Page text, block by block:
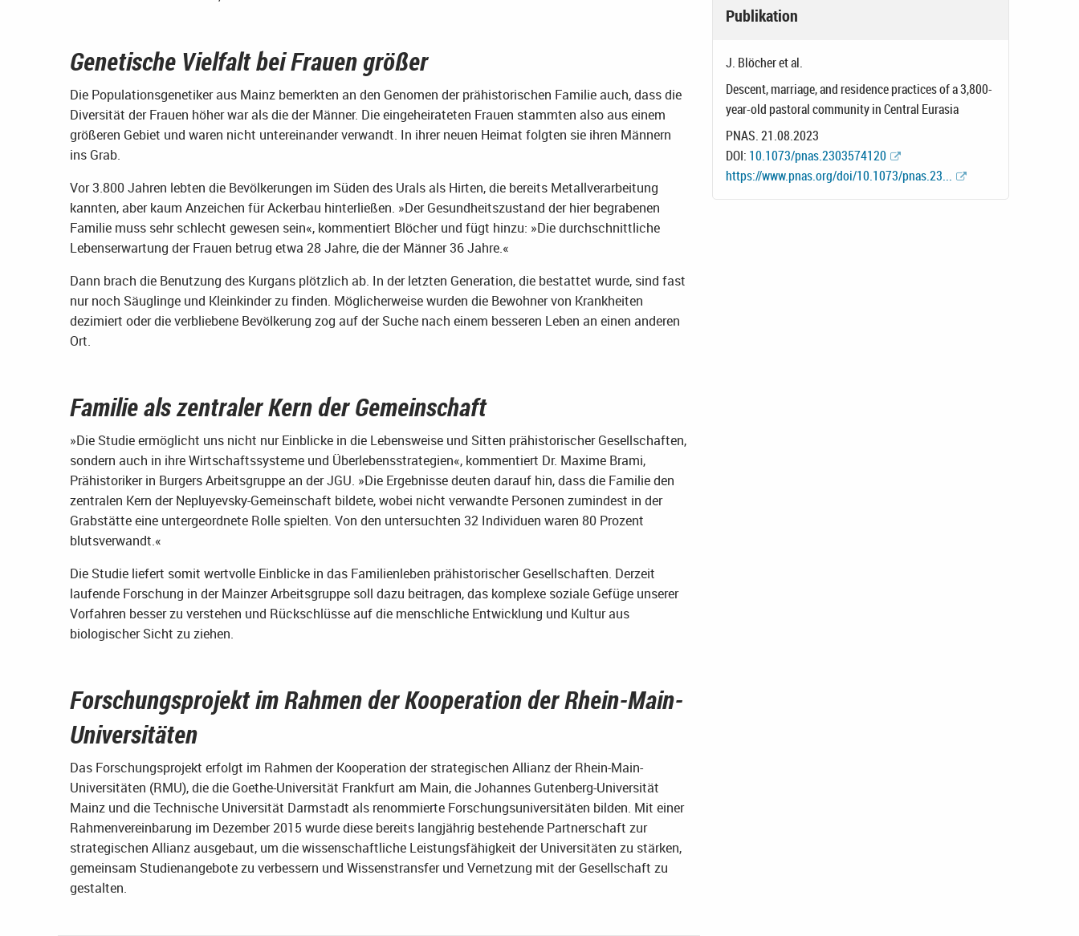
Genetische Vielfalt bei Frauen größer
Die Populationsgenetiker aus Mainz bemerkten an den Genomen der prähistorischen Familie auch, dass die
Diversität der Frauen höher war als die der Männer. Die eingeheirateten Frauen stammten also aus einem
größeren Gebiet und waren nicht untereinander verwandt. In ihrer neuen Heimat folgten sie ihren Männern
ins Grab.
Vor 3.800 Jahren lebten die Bevölkerungen im Süden des Urals als Hirten, die bereits Metallverarbeitung
kannten, aber kaum Anzeichen für Ackerbau hinterließen. »Der Gesundheitszustand der hier begrabenen
Familie muss sehr schlecht gewesen sein«, kommentiert Blöcher und fügt hinzu: »Die durchschnittliche
Lebenserwartung der Frauen betrug etwa 28 Jahre, die der Männer 36 Jahre.«
Dann brach die Benutzung des Kurgans plötzlich ab. In der letzten Generation, die bestattet wurde, sind fast
nur noch Säuglinge und Kleinkinder zu finden. Möglicherweise wurden die Bewohner von Krankheiten
dezimiert oder die verbliebene Bevölkerung zog auf der Suche nach einem besseren Leben an einen anderen
Ort.
Familie als zentraler Kern der Gemeinschaft
»Die Studie ermöglicht uns nicht nur Einblicke in die Lebensweise und Sitten prähistorischer Gesellschaften,
sondern auch in ihre Wirtschaftssysteme und Überlebensstrategien«, kommentiert Dr. Maxime Brami,
Prähistoriker in Burgers Arbeitsgruppe an der JGU. »Die Ergebnisse deuten darauf hin, dass die Familie den
zentralen Kern der Nepluyevsky-Gemeinschaft bildete, wobei nicht verwandte Personen zumindest in der
Grabstätte eine untergeordnete Rolle spielten. Von den untersuchten 32 Individuen waren 80 Prozent
blutsverwandt.«
Die Studie liefert somit wertvolle Einblicke in das Familienleben prähistorischer Gesellschaften. Derzeit
laufende Forschung in der Mainzer Arbeitsgruppe soll dazu beitragen, das komplexe soziale Gefüge unserer
Vorfahren besser zu verstehen und Rückschlüsse auf die menschliche Entwicklung und Kultur aus
biologischer Sicht zu ziehen.
Forschungsprojekt im Rahmen der Kooperation der Rhein-Main-
Universitäten
Das Forschungsprojekt erfolgt im Rahmen der Kooperation der strategischen Allianz der Rhein-Main-
Universitäten (RMU), die die Goethe-Universität Frankfurt am Main, die Johannes Gutenberg-Universität
Mainz und die Technische Universität Darmstadt als renommierte Forschungsuniversitäten bilden. Mit einer
Rahmenvereinbarung im Dezember 2015 wurde diese bereits langjährig bestehende Partnerschaft zur
strategischen Allianz ausgebaut, um die wissenschaftliche Leistungsfähigkeit der Universitäten zu stärken,
gemeinsam Studienangebote zu verbessern und Wissenstransfer und Vernetzung mit der Gesellschaft zu
gestalten.
Publikation
J. Blöcher et al.
Descent, marriage, and residence practices of a 3,800-
year-old pastoral community in Central Eurasia
PNAS. 21.08.2023
DOI: 10.1073/pnas.2303574120
https://www.pnas.org/doi/10.1073/pnas.23...